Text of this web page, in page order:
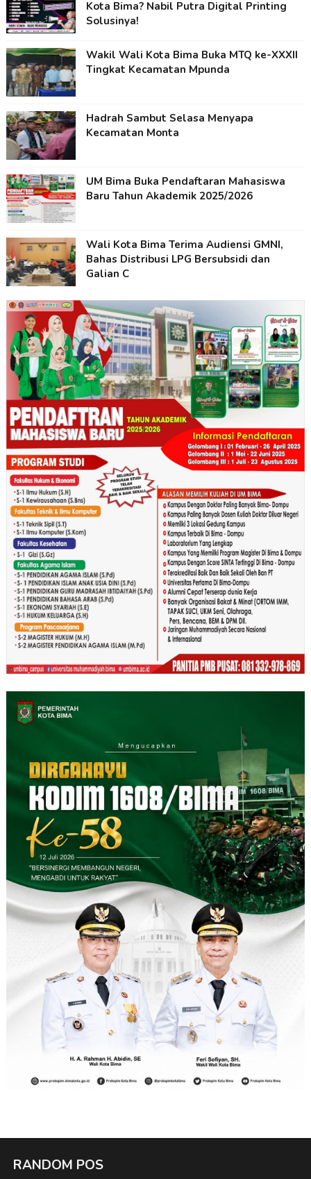
Kota Bima? Nabil Putra Digital Printing
Solusinya!
Wakil Wali Kota Bima Buka MTQ ke-XXXII
Tingkat Kecamatan Mpunda
Hadrah Sambut Selasa Menyapa
Kecamatan Monta
UM Bima Buka Pendaftaran Mahasiswa
Baru Tahun Akademik 2025/2026
Wali Kota Bima Terima Audiensi GMNI,
Bahas Distribusi LPG Bersubsidi dan
Galian C
RANDOM POS